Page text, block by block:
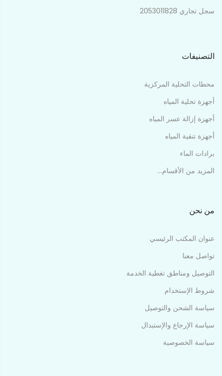
سجل تجاري 2053011828
التصنيفات
محطات التحلية المركزية
أجهزة تحلية المياه
أجهزة إزالة عسر المياه
أجهزة تنقية المياه
برادات الماء
المزيد من الأقسام...
من نحن
عنوان المكتب الرئيسي
تواصل معنا
التوصيل ومناطق تغطية الخدمة
شروط الإستخدام
سياسة الشحن والتوصيل
سياسة الإرجاع والإستبدال
سياسة الخصوصية